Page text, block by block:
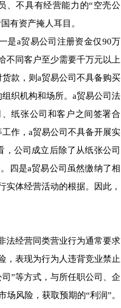
、不具有经营能力的“空壳公
有资产掩人耳目。
a贸易公司注册资金仅90万
不同客户至少需要千万元以上
款，则a贸易公司不具备购买
织机构和场所。a贸易公司法
纸张公司和客户之间签署合
作，a贸易公司不具备开展实
公司成立后除了从纸张公司
四是a贸易公司虽然缴纳了相
实体经营活动的根据。因此，
经营同类营业行为通常要求
，表现为行为人违背竞业禁止
”等方式，与所任职公司、企
风险，获取预期的“利润”。